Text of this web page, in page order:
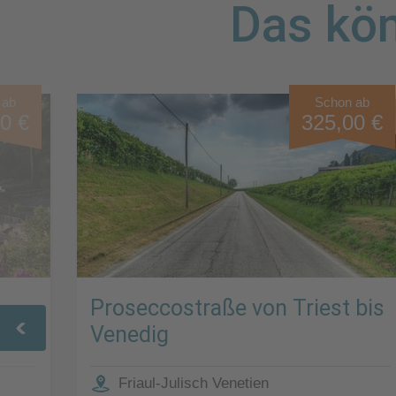
Das
€
Schon ab
325,00 €
Proseccostraße von Triest bis
Venedig
Friaul-Julisch Venetien